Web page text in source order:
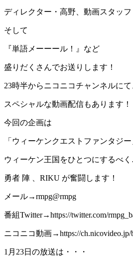
ディレクター・高野、動画スタッフ
そして
『単語メーーール！』など
盛りだくさんでお送りします！
23時半からニコニコチャンネルにて
スペシャルな動画配信もあります！
今回の企画は
「ウィーケンクエストファンタジー
ウィーケン王国をひとつにするべ
勇者 陣 、RIKU が奮闘します！
メール→rmpg@rmpg
番組Twitter→https://twitter.com/
ニコニコ動画→https://ch.nicovideo.jp/
1月23日の放送は・・・